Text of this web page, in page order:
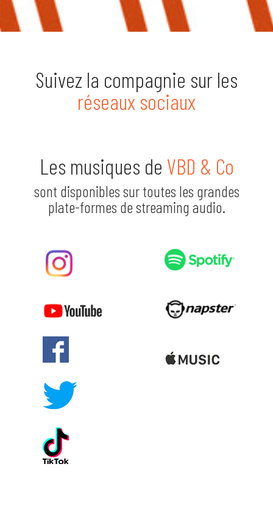
Suivez la compagnie sur les
réseaux sociaux
Les musiques de VBD & Co
sont disponibles sur toutes les grandes
plate-formes de streaming audio.